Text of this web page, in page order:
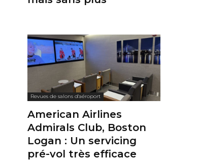
Revues de salons d'aéroport
American Airlines
Admirals Club, Boston
Logan : Un servicing
pré-vol très efficace